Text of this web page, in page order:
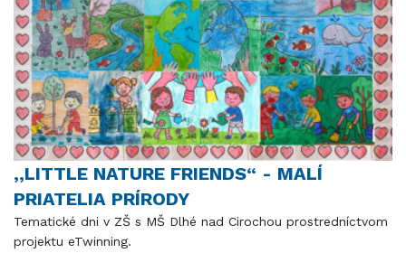
,,LITTLE NATURE FRIENDS“ - MALÍ
PRIATELIA PRÍRODY
Tematické dni v ZŠ s MŠ Dlhé nad Cirochou prostredníctvom
projektu eTwinning.